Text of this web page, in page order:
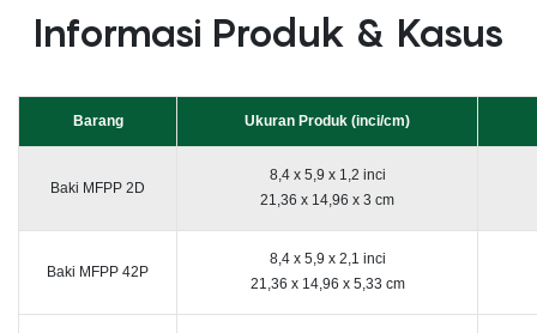
Informasi Produk & Kasus
Barang Ukuran Produk (inci/cm)
Baki MFPP 2D
8,4 x 5,9 x 1,2 inci
21,36 x 14,96 x 3 cm
Baki MFPP 42P
8,4 x 5,9 x 2,1 inci
21,36 x 14,96 x 5,33 cm